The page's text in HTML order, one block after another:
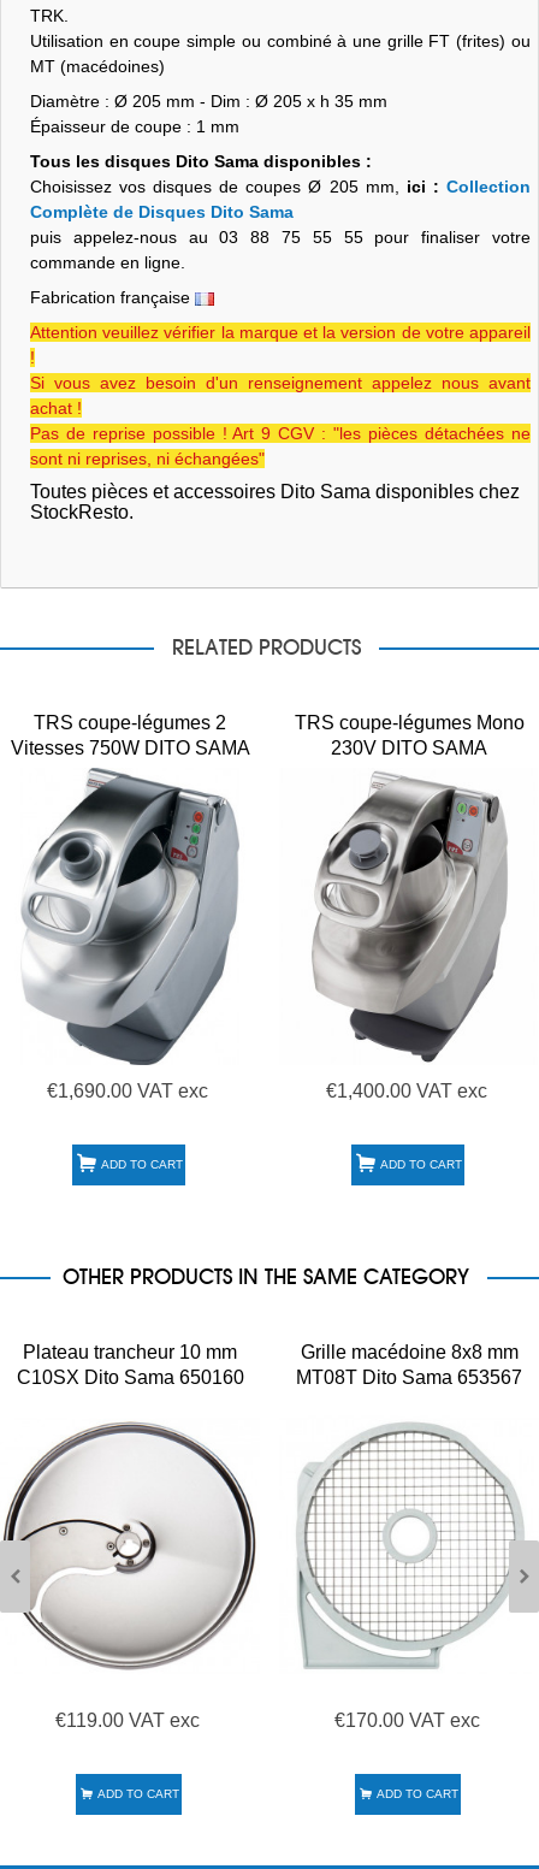
TRK.
Utilisation en coupe simple ou combiné à une grille FT (frites) ou
MT (macédoines)
Diamètre : Ø 205 mm - Dim : Ø 205 x h 35 mm
Épaisseur de coupe : 1 mm
Tous les disques Dito Sama disponibles :
Choisissez vos disques de coupes Ø 205 mm, ici : Collection
Complète de Disques Dito Sama
puis appelez-nous au 03 88 75 55 55 pour finaliser votre
commande en ligne.
Fabrication française
Attention veuillez vérifier la marque et la version de votre appareil
!
Si vous avez besoin d'un renseignement appelez nous avant
achat !
Pas de reprise possible ! Art 9 CGV : "les pièces détachées ne
sont ni reprises, ni échangées"
Toutes pièces et accessoires Dito Sama disponibles chez
StockResto.
RELATED PRODUCTS
TRS coupe-légumes 2
Vitesses 750W DITO SAMA
Tri 400V DTRSY2V
€1,690.00 VAT exc
ADD TO CART
TRS coupe-légumes Mono
230V DITO SAMA
DTRSY1V50 500W
€1,400.00 VAT exc
ADD TO CART
OTHER PRODUCTS IN THE SAME CATEGORY
Plateau trancheur 10 mm
C10SX Dito Sama 650160
€119.00 VAT exc
ADD TO CART
Grille macédoine 8x8 mm
MT08T Dito Sama 653567
€170.00 VAT exc
ADD TO CART